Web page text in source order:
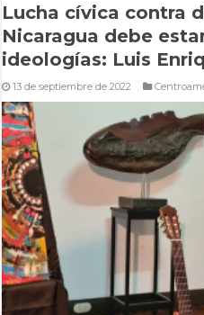
Lucha cívica contra
Nicaragua debe
ideologías: Luis
13 de septiembre de 2022